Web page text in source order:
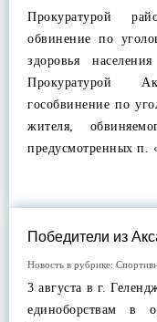
Прокуратурой
обвинение по
здоровья
Прокуратурой
гособвинение по
жителя,
предусмотренных п.
Победители из
Новость в рубрике:
3 августа в г.
единоборствам в